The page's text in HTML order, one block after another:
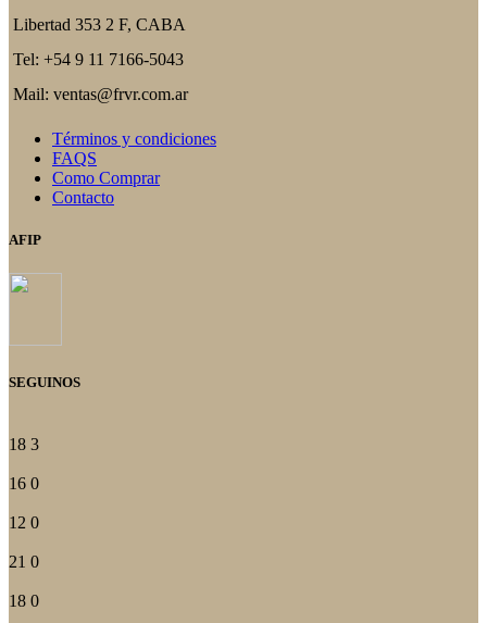
Libertad 353 2 F, CABA
Tel: +54 9 11 7166-5043
Mail: ventas@frvr.com.ar
Términos y condiciones
FAQS
Como Comprar
Contacto
AFIP
SEGUINOS
18 3
16 0
12 0
21 0
18 0